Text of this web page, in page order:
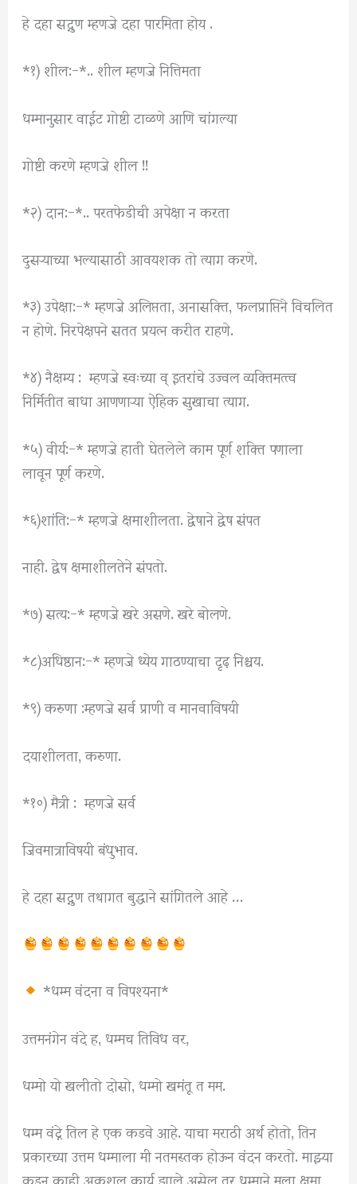
हे दहा सद्गुण म्हणजे दहा पारमिता होय .
*१) शील:-*.. शील म्हणजे नित्तिमता
धम्मानुसार वाईट गोष्टी टाळणे आणि चांगल्या
गोष्टी करणे म्हणजे शील !!
*२) दान:-*.. परतफेडीची अपेक्षा न करता
दुसऱ्याच्या भल्यासाठी आवयशक तो त्याग करणे.
*३) उपेक्षा:-* म्हणजे अलिप्तता, अनासक्ति, फलप्राप्तिने विचलित
न होणे. निरपेक्षपने सतत प्रयत्न करीत राहणे.
*४) नैक्षम्य : म्हणजे स्वःच्या व् इतरांचे उज्वल व्यक्तिमत्त्व
निर्मितीत बाधा आणणाऱ्या ऐहिक सुखाचा त्याग.
*५) वीर्य:-* म्हणजे हाती घेतलेले काम पूर्ण शक्ति पणाला
लावून पूर्ण करणे.
*६)शांति:-* म्हणजे क्षमाशीलता. द्वेषाने द्वेष संपत
नाही. द्वेष क्षमाशीलतेने संपतो.
*७) सत्य:-* म्हणजे खरे असणे. खरे बोलणे.
*८)अधिष्ठान:-* म्हणजे ध्येय गाठण्याचा दृढ़ निश्चय.
*९) करुणा :म्हणजे सर्व प्राणी व मानवाविषयी
दयाशीलता, करुणा.
*१०) मैत्री : म्हणजे सर्व
जिवमात्राविषयी बंधुभाव.
हे दहा सद्गुण तथागत बुद्धाने सांगितले आहे …
*धम्म वंदना व विपश्यना*
उत्तमनंगेन वंदे ह, धम्मच तिविध वर,
धम्मो यो खलीतो दोसो, धम्मो खमंतू त मम.
धम्म वंद्ने तिल हे एक कडवे आहे. याचा मराठी अर्थ होतो, तिन
प्रकारच्या उत्तम धम्माला मी नतमस्तक होऊन वंदन करतो. माझ्या